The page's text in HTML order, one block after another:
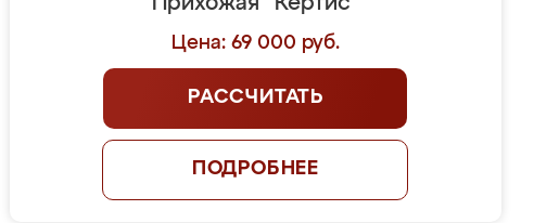
Цена: 69 000 руб.
РАССЧИТАТЬ
ПОДРОБНЕЕ